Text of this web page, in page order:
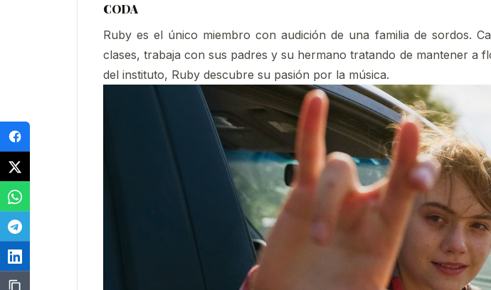
CODA
Ruby es el único miembro con audición de una familia de sordos.
clases, trabaja con sus padres y su hermano tratando de mantener a
del instituto, Ruby descubre su pasión por la música.